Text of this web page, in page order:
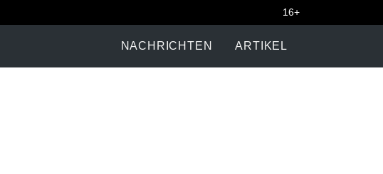
16+
NACHRICHTEN ARTIKEL